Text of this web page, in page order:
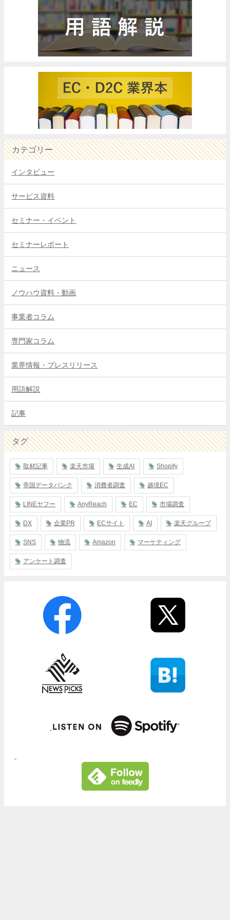
カテゴリー
インタビュー
サービス資料
セミナー・イベント
セミナーレポート
ニュース
ノウハウ資料・動画
事業者コラム
専門家コラム
業界情報・プレスリリース
用語解説
記事
タグ
取材記事 楽天市場 生成AI Shopify
帝国データバンク 消費者調査 越境EC
LINEヤフー AnyReach EC 市場調査
DX 企業PR ECサイト AI 楽天グループ
SNS 物流 Amazon マーケティング
アンケート調査